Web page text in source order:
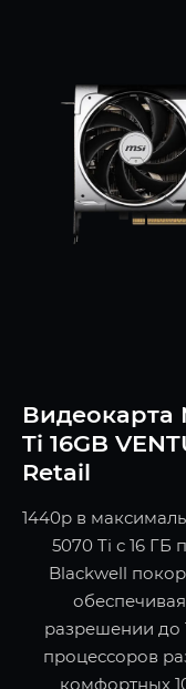
Видеокарта
Ti 16GB
Retail
1440p в
5070 Ti с 16 ГБ
Blackwell
разрешении до
процессоров
комфортных